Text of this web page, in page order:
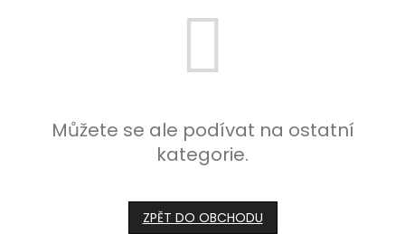
Můžete se ale podívat na ostatní
kategorie.
ZPĚT DO OBCHODU